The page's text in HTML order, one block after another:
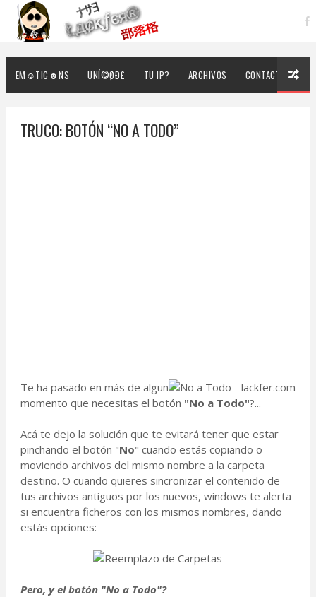
EM☺TIC☻NS UNÍ©ØÐ£ TU IP? ARCHIVOS CONTACTO
TRUCO: BOTÓN “NO A TODO”
Te ha pasado en más de algun
momento que necesitas el botón "No a Todo"?...
Acá te dejo la solución que te evitará tener que estar
pinchando el botón "No" cuando estás copiando o
moviendo archivos del mismo nombre a la carpeta
destino. O cuando quieres sincronizar el contenido de
tus archivos antiguos por los nuevos, windows te alerta
si encuentra ficheros con los mismos nombres, dando
estás opciones:
Pero, y el botón "No a Todo"?